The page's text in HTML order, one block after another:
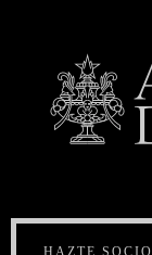
HAZTE SOCIO